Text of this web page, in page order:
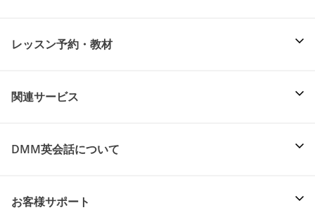
レッスン予約・教材
関連サービス
DMM英会話について
お客様サポート